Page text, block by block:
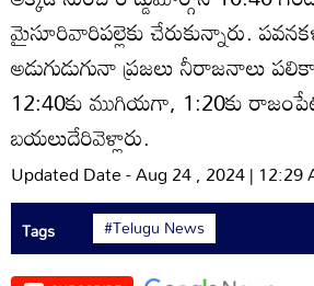
మైసూరివారిపల్లెకు చేరుకున్నారు.
అడుగుడుగునా ప్రజలు నీరాజనాలు
12:40కు ముగియగా, 1:20కు
బయలుదేరివెళ్లారు.
Updated Date - Aug 24 , 2024 | 12:29
Tags #Telugu News